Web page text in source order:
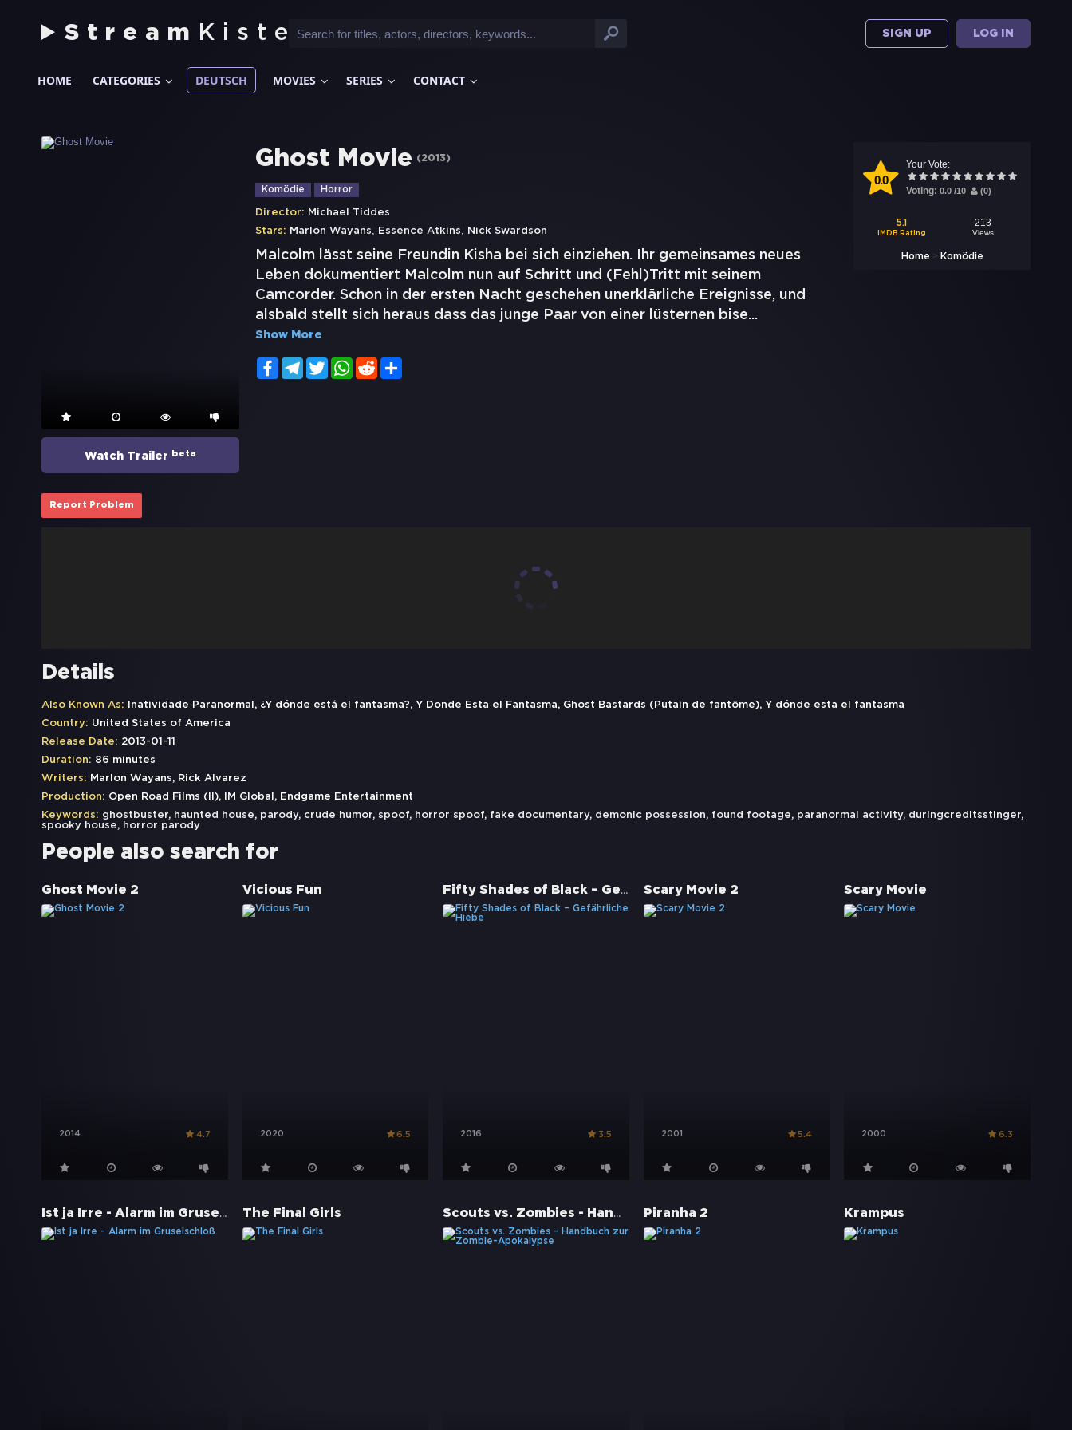
Stream Kiste SIGN UP LOG IN
HOME CATEGORIES DEUTSCH MOVIES SERIES CONTACT
Watch Trailer beta
0.0
Your Vote:
Voting: 0.0 /10 (0)
5.1
IMDB Rating
213
Views
Home > Komödie
Ghost Movie (2013)
Komödie Horror
Director: Michael Tiddes
Stars: Marlon Wayans, Essence Atkins, Nick Swardson
Malcolm lässt seine Freundin Kisha bei sich einziehen. Ihr gemeinsames neues
Leben dokumentiert Malcolm nun auf Schritt und (Fehl)Tritt mit seinem
Camcorder. Schon in der ersten Nacht geschehen unerklärliche Ereignisse, und
alsbald stellt sich heraus dass das junge Paar von einer lüsternen bise...
Show More
FacebookTelegramTwitterWhatsApp
Reddit
Report Problem
Details
Also Known As: Inatividade Paranormal, ¿Y dónde está el fantasma?, Y Donde Esta el Fantasma, Ghost Bastards (Putain de fantôme), Y dónde esta el fantasma
Country: United States of America
Release Date: 2013-01-11
Duration: 86 minutes
Writers: Marlon Wayans, Rick Alvarez
Production: Open Road Films (II), IM Global, Endgame Entertainment
Keywords: ghostbuster, haunted house, parody, crude humor, spoof, horror spoof, fake documentary, demonic possession, found footage, paranormal activity, duringcreditsstinger,
spooky house, horror parody
People also search for
Ghost Movie 2
2014 4.7
Vicious Fun
2020 6.5
Fifty Shades of Black – Gefährliche Hiebe
2016 3.5
Scary Movie 2
2001 5.4
Scary Movie
2000 6.3
Ist ja Irre - Alarm im Gruselschloß The Final Girls Scouts vs. Zombies - Handbuch zur Zombie-Apokalypse Piranha 2 Krampus